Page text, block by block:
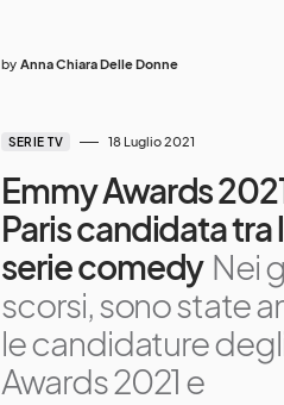
by Anna Chiara Delle Donne
SERIE TV 18 Luglio 2021
Emmy Awards
Paris candidata tra
serie comedy Nei
scorsi, sono state
le candidature
Awards 2021 e